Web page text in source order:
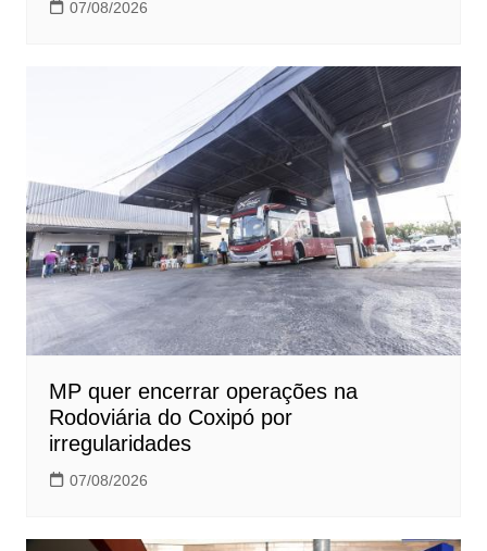
07/08/2026
MP quer encerrar operações na
Rodoviária do Coxipó por
irregularidades
07/08/2026